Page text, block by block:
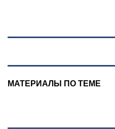
МАТЕРИАЛЫ ПО ТЕМЕ